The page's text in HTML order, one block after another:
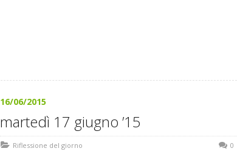
16/06/2015
martedì 17 giugno ’15
Riflessione del giorno 0